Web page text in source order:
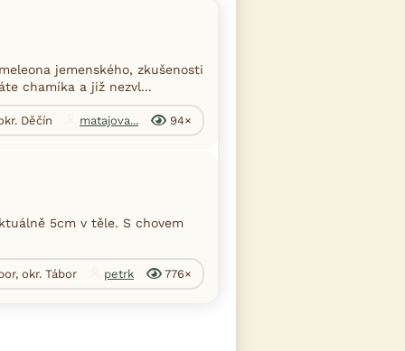
jemenského, zkušenosti
chamíka a již nezvl...
Děčín matajova... 94×
5cm v těle. S chovem
okr. Tábor petrk 776×